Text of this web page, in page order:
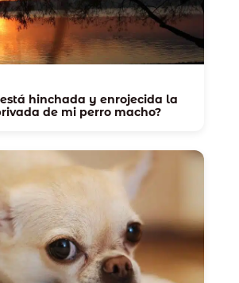
hinchada y enrojecida la
de mi perro macho?